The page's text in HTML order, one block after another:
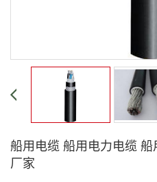
船用电缆 船用电力电缆
厂家